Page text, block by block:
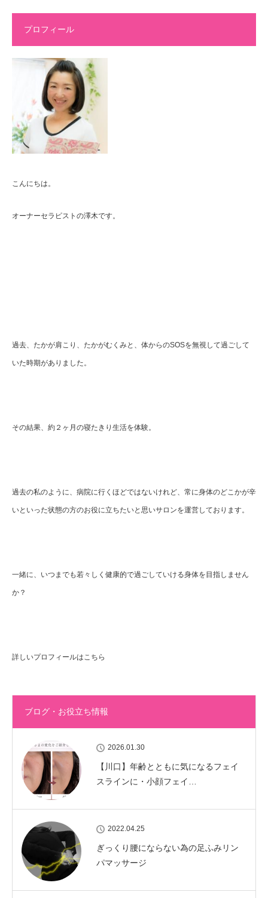
プロフィール
こんにちは。
オーナーセラピストの澤木です。
過去、たかが肩こり、たかがむくみと、体からのSOSを無視して過ごして
いた時期がありました。
その結果、約２ヶ月の寝たきり生活を体験。
過去の私のように、病院に行くほどではないけれど、常に身体のどこかが辛
いといった状態の方のお役に立ちたいと思いサロンを運営しております。
一緒に、いつまでも若々しく健康的で過ごしていける身体を目指しません
か？
詳しいプロフィールはこちら
ブログ・お役立ち情報
2026.01.30
【川口】年齢とともに気になるフェイ
スラインに・小顔フェイ…
2022.04.25
ぎっくり腰にならない為の足ふみリン
パマッサージ